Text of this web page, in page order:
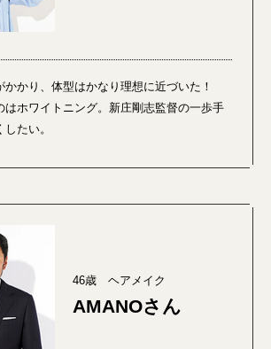
かかり、体型はかなり理想に近づいた！
はホワイトニング。新庄剛志監督の一歩手
たい。
46歳 ヘアメイク
AMANOさん